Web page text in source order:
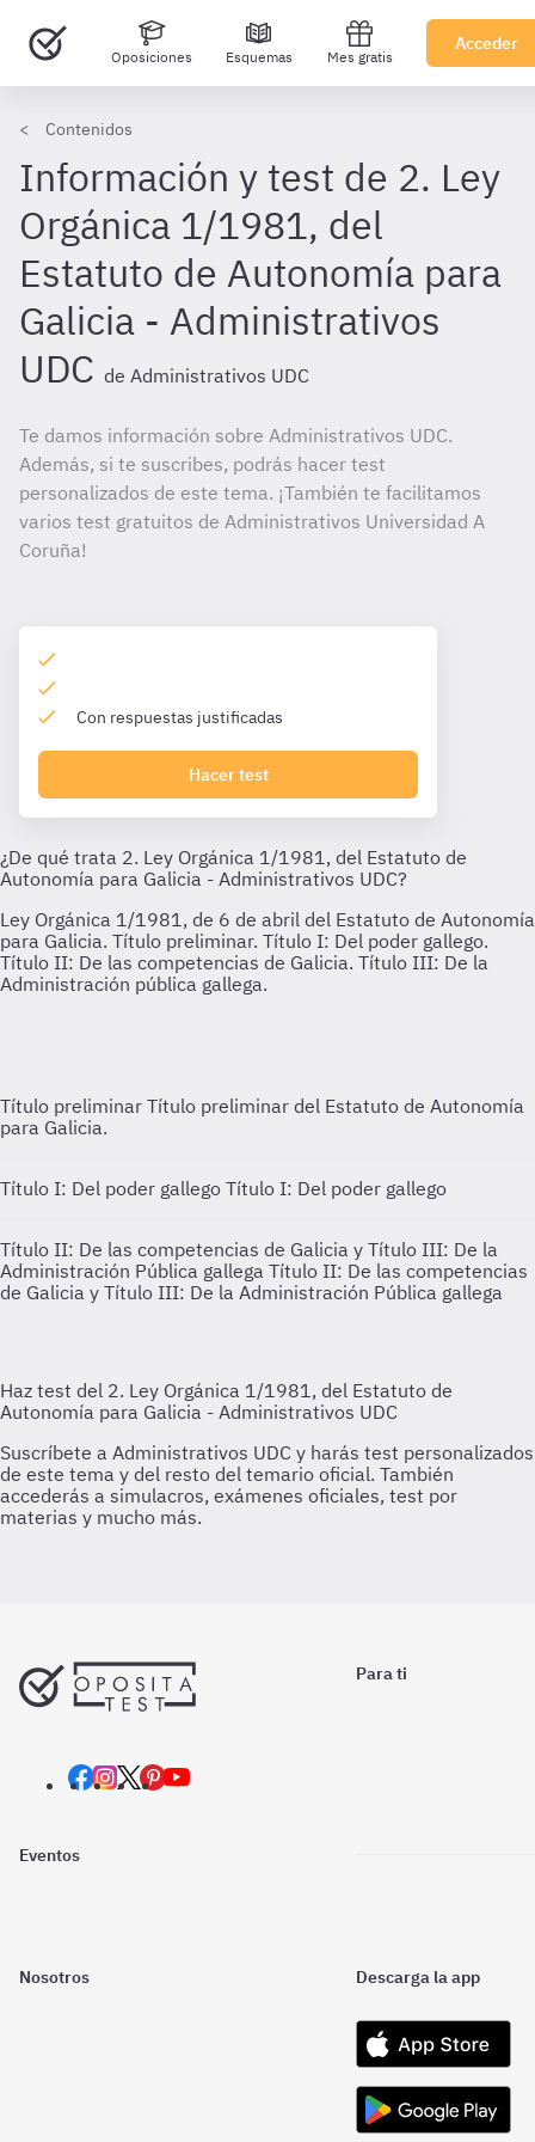
Oposiciones Esquemas Mes gratis
Acceder
Contenidos
Información y test de 2. Ley
Orgánica 1/1981, del
Estatuto de Autonomía para
Galicia - Administrativos
UDC de Administrativos UDC
Te damos información sobre Administrativos UDC.
Además, si te suscribes, podrás hacer test
personalizados de este tema. ¡También te facilitamos
varios test gratuitos de Administrativos Universidad A
Coruña!
Con respuestas justificadas
Hacer test
Título preliminar Título preliminar del Estatuto de Autonomía
para Galicia.
Título I: Del poder gallego Título I: Del poder gallego
Título II: De las competencias de Galicia y Título III: De la
Administración Pública gallega Título II: De las competencias
de Galicia y Título III: De la Administración Pública gallega
Para ti
Eventos
Nosotros Descarga la app